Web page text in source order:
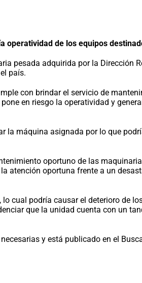
operatividad de los equipos
pesada adquirida por la Dirección
país.
con brindar el servicio de
en riesgo la operatividad y
la máquina asignada por lo que
oportuno de las
atención oportuna frente a un
cual podría causar el deterioro de
que la unidad cuenta con un
y está publicado en el